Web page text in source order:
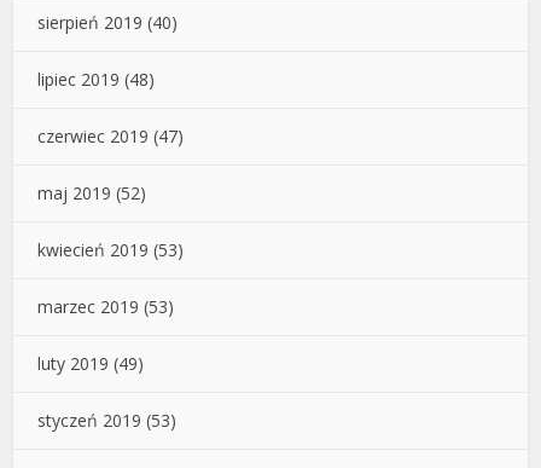
sierpień 2019 (40)
lipiec 2019 (48)
czerwiec 2019 (47)
maj 2019 (52)
kwiecień 2019 (53)
marzec 2019 (53)
luty 2019 (49)
styczeń 2019 (53)